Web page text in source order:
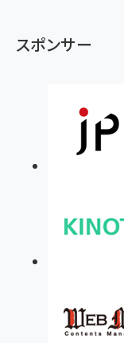
スポンサー